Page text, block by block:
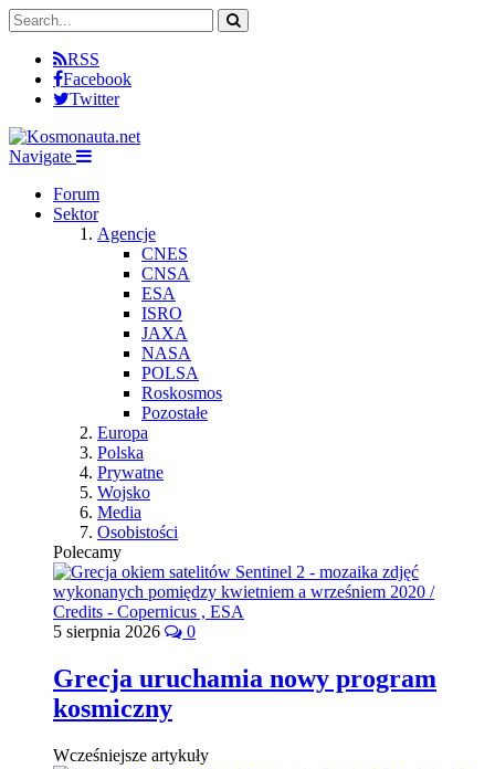
RSS
Facebook
Twitter
Navigate
Forum
Sektor
Agencje
CNES
CNSA
ESA
ISRO
JAXA
NASA
POLSA
Roskosmos
Pozostałe
Europa
Polska
Prywatne
Wojsko
Media
Osobistości
Polecamy
5 sierpnia 2026 0
Grecja uruchamia nowy program
kosmiczny
Wcześniejsze artykuły